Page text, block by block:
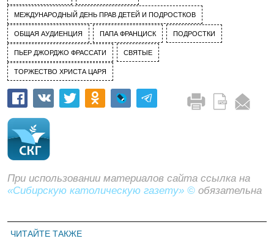
МЕЖДУНАРОДНЫЙ ДЕНЬ ПРАВ ДЕТЕЙ И ПОДРОСТКОВ
ОБЩАЯ АУДИЕНЦИЯ ПАПА ФРАНЦИСК ПОДРОСТКИ
ПЬЕР ДЖОРДЖО ФРАССАТИ СВЯТЫЕ
ТОРЖЕСТВО ХРИСТА ЦАРЯ
При использовании материалов сайта ссылка на
«Сибирскую католическую газету» © обязательна
ЧИТАЙТЕ ТАКЖЕ